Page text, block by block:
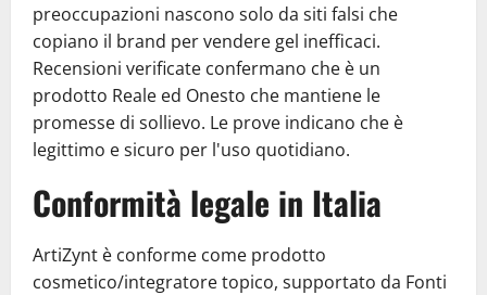
preoccupazioni nascono solo da siti falsi che
copiano il brand per vendere gel inefficaci.
Recensioni verificate confermano che è un
prodotto Reale ed Onesto che mantiene le
promesse di sollievo. Le prove indicano che è
legittimo e sicuro per l'uso quotidiano.
Conformità legale in Italia
ArtiZynt è conforme come prodotto
cosmetico/integratore topico, supportato da Fonti